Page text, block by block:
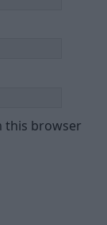
this browser